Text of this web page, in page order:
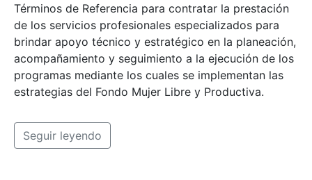
Términos de Referencia para contratar la prestación
de los servicios profesionales especializados para
brindar apoyo técnico y estratégico en la planeación,
acompañamiento y seguimiento a la ejecución de los
programas mediante los cuales se implementan las
estrategias del Fondo Mujer Libre y Productiva.
Seguir leyendo